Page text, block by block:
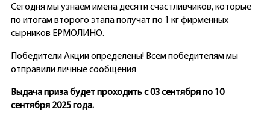
Сегодня мы узнаем имена десяти счастливчиков, которые
по итогам второго этапа получат по 1 кг фирменных
сырников ЕРМОЛИНО.
Победители Акции определены! Всем победителям мы
отправили личные сообщения
Выдача приза будет проходить с 03 сентября по 10
сентября 2025 года.